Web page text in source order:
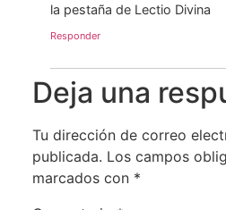
la pestaña de Lectio Divina
Responder
Deja una
Tu dirección de correo
publicada. Los campos
marcados con *